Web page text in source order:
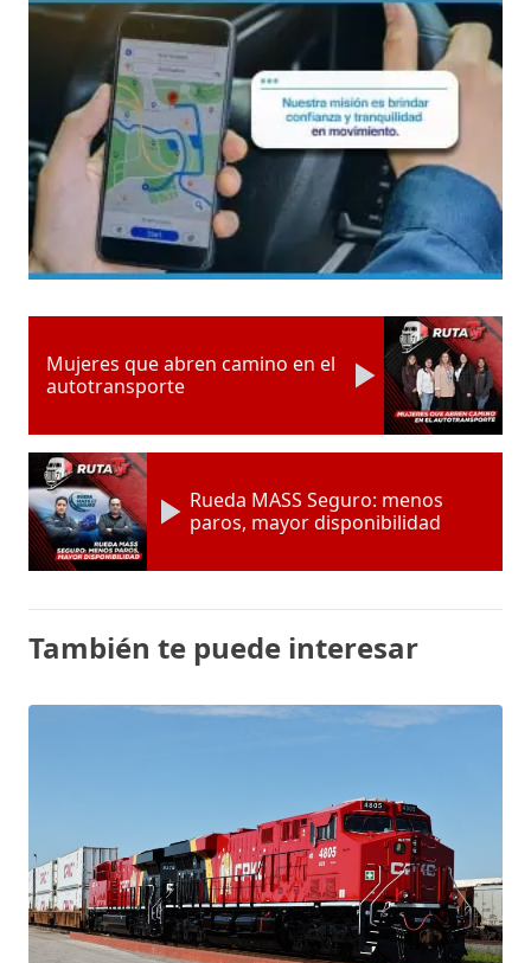
Mujeres que abren camino en el
autotransporte
Rueda MASS Seguro: menos
paros, mayor disponibilidad
También te puede interesar